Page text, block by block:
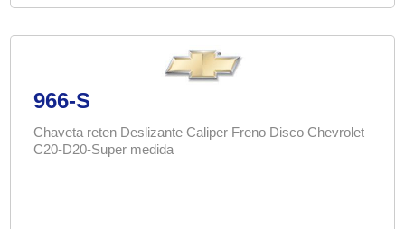
966-S
Chaveta reten Deslizante Caliper Freno Disco Chevrolet
C20-D20-Super medida